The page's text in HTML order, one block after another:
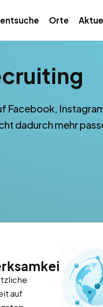
Orte
Facebook,
dadurch mehr
auf